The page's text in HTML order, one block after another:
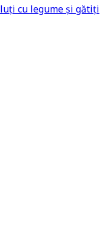
cu legume și gătiți